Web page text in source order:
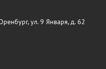
ул. 9 Января, д. 62